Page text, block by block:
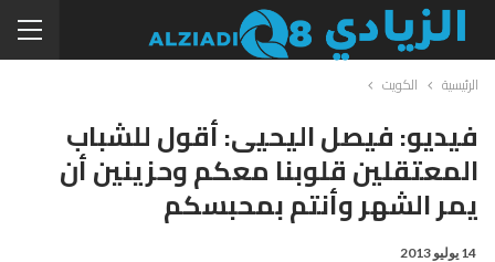
الرئيسية الكويت
فيديو: فيصل اليحيى: أقول للشباب
المعتقلين قلوبنا معكم وحزينين أن
يمر الشهر وأنتم بمحبسكم
14 يوليو 2013